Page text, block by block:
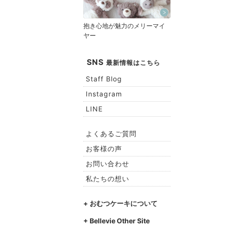
抱き心地が魅力のメリーマイ
ヤー
SNS 最新情報はこちら
Staff Blog
Instagram
LINE
よくあるご質問
お客様の声
お問い合わせ
私たちの想い
+ おむつケーキについて
+ Bellevie Other Site